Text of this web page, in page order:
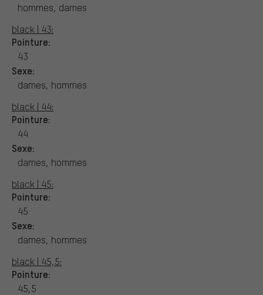
hommes, dames
black | 43:
Pointure:
43
Sexe:
dames, hommes
black | 44:
Pointure:
44
Sexe:
dames, hommes
black | 45:
Pointure:
45
Sexe:
dames, hommes
black | 45,5:
Pointure:
45,5